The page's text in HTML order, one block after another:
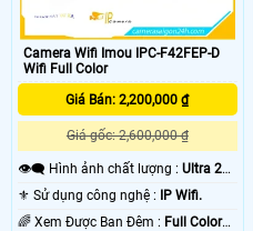
Camera Wifi Imou IPC-F42FEP-D
Wifi Full Color
Giá Bán: 2,200,000 ₫
Giá gốc: 2,600,000 ₫
👁️‍🗨 Hình ảnh chất lượng : Ultra 2k
+ .
⚜️ Sử dụng công nghệ : IP Wifi.
🌈 Xem Được Ban Đêm : Full Color